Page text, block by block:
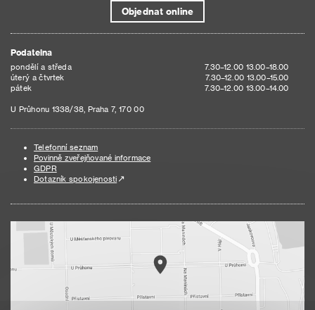
Objednat online
Podatelna
pondělí a středa
7.30–12.00 13.00–18.00
úterý a čtvrtek
7.30–12.00 13.00–15.00
pátek
7.30–12.00 13.00–14.00
U Průhonu 1338/38, Praha 7, 170 00
Telefonní seznam
Povinně zveřejňované informace
GDPR
Dotazník spokojenosti